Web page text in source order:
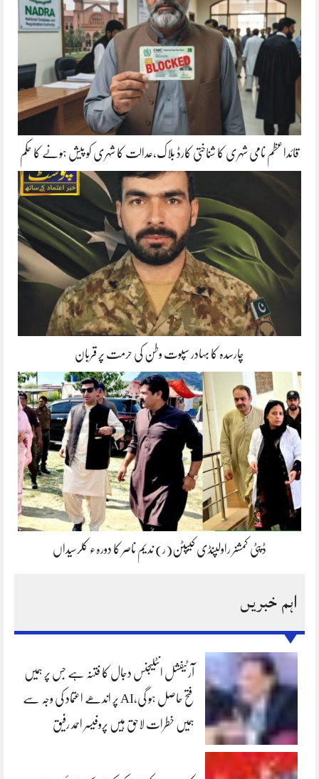
قائداعظم نامی شہری کا شناختی کارڈ بلاک،عدالت کا شہری کو پیش ہونے کا حکم
چارسدہ کا بہادر سپوت وطن کی حرمت پر قربان
ڈپٹی کمشنر راولپنڈی کیپٹن(ر) ندیم ناصر کا دورہء کلرسیداں
اہم خبریں
آرٹیفشل انٹلیجنس دجال کا فتنہ ہے جس پر ہمیں
فتح حاصل ہو گی،AI پر اندھے اعتماد کی وجہ سے
ہمیں خطرات لاحق ہیں پروفیسر احمد رفیق